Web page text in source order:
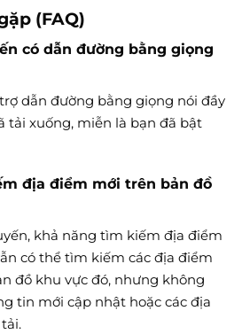
(FAQ)
có dẫn đường bằng giọng
dẫn đường bằng giọng nói đầy
tải xuống, miễn là bạn đã bật
địa điểm mới trên bản đồ
khả năng tìm kiếm địa điểm
có thể tìm kiếm các địa điểm
đồ khu vực đó, nhưng không
tin mới cập nhật hoặc các địa